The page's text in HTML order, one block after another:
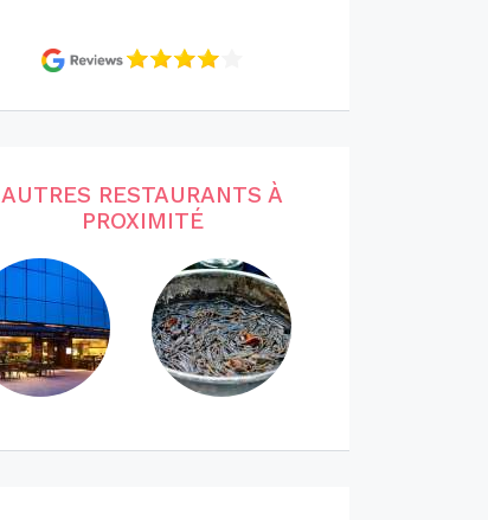
AUTRES RESTAURANTS À
PROXIMITÉ